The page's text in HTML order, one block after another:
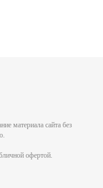
материала сайта без
офертой.